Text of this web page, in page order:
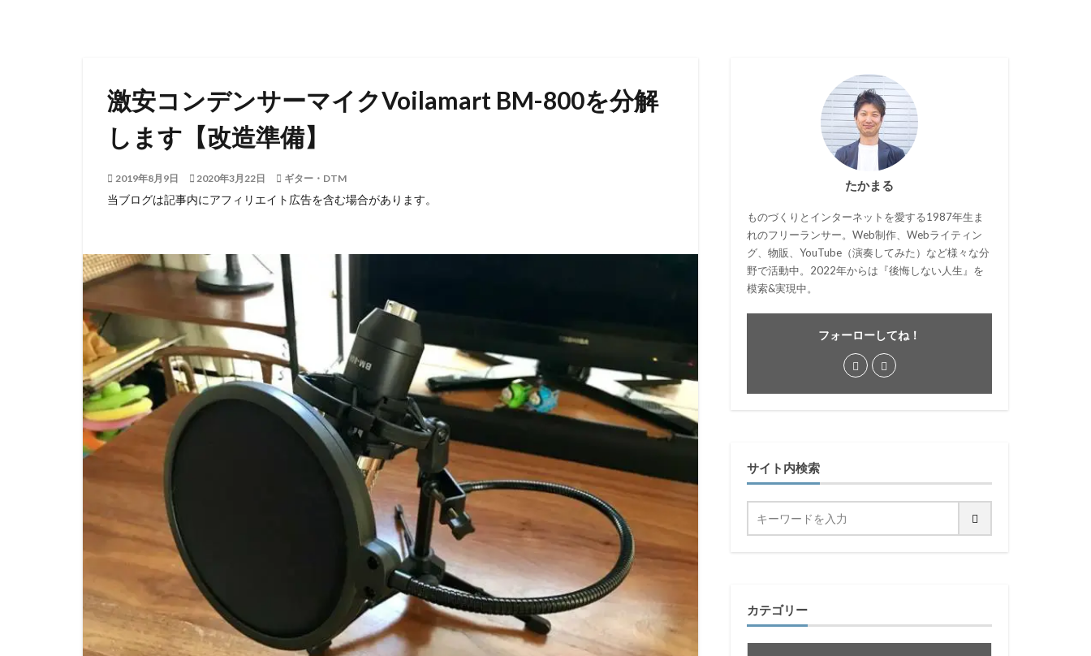
激安コンデンサーマイクVoilamart BM-800を分解
します【改造準備】
2019年8月9日 2020年3月22日 ギター・DTM
当ブログは記事内にアフィリエイト広告を含む場合があります。
たかまる
ものづくりとインターネットを愛する1987年生ま
れのフリーランサー。Web制作、Webライティン
グ、物販、YouTube（演奏してみた）など様々な分
野で活動中。2022年からは『後悔しない人生』を
模索&実現中。
フォーローしてね！
サイト内検索
カテゴリー